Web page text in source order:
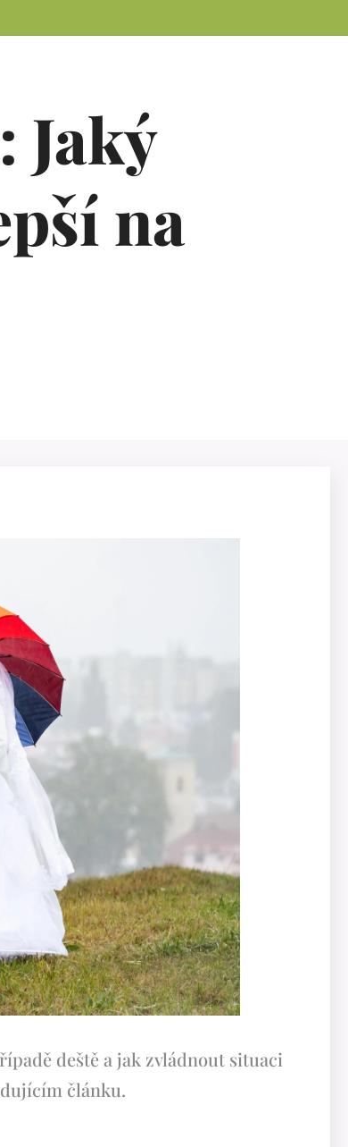
Jaký
na
deště a jak zvládnout situaci
článku.